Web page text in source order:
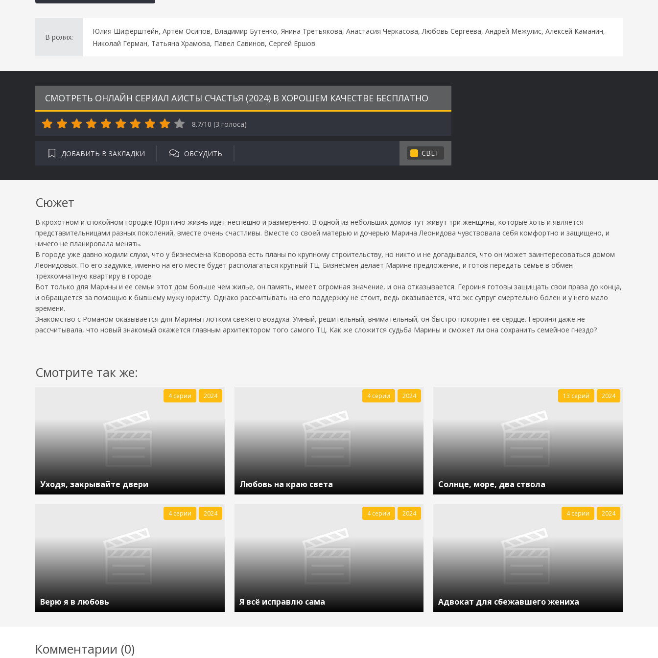
В ролях:
Юлия Шиферштейн, Артём Осипов, Владимир Бутенко, Янина Третьякова, Анастасия Черкасова, Любовь Сергеева, Андрей Межулис, Алексей Каманин,
Николай Герман, Татьяна Храмова, Павел Савинов, Сергей Ершов
СМОТРЕТЬ ОНЛАЙН СЕРИАЛ АИСТЫ СЧАСТЬЯ (2024) В ХОРОШЕМ КАЧЕСТВЕ БЕСПЛАТНО
8.7/10 (3 голоса)
ДОБАВИТЬ В ЗАКЛАДКИ ОБСУДИТЬ СВЕТ
Сюжет
В крохотном и спокойном городке Юрятино жизнь идет неспешно и размеренно. В одной из небольших домов тут живут три женщины, которые хоть и является
представительницами разных поколений, вместе очень счастливы. Вместе со своей матерью и дочерью Марина Леонидова чувствовала себя комфортно и защищено, и
ничего не планировала менять.
В городе уже давно ходили слухи, что у бизнесмена Коворова есть планы по крупному строительству, но никто и не догадывался, что он может заинтересоваться домом
Леонидовых. По его задумке, именно на его месте будет располагаться крупный ТЦ. Бизнесмен делает Марине предложение, и готов передать семье в обмен
трёхкомнатную квартиру в городе.
Вот только для Марины и ее семьи этот дом больше чем жилье, он память, имеет огромная значение, и она отказывается. Героиня готовы защищать свои права до конца,
и обращается за помощью к бывшему мужу юристу. Однако рассчитывать на его поддержку не стоит, ведь оказывается, что экс супруг смертельно болен и у него мало
времени.
Знакомство с Романом оказывается для Марины глотком свежего воздуха. Умный, решительный, внимательный, он быстро покоряет ее сердце. Героиня даже не
рассчитывала, что новый знакомый окажется главным архитектором того самого ТЦ. Как же сложится судьба Марины и сможет ли она сохранить семейное гнездо?
Смотрите так же:
Уходя, закрывайте двери
4 серии 2024
Любовь на краю света
4 серии 2024
Солнце, море, два ствола
13 серий 2024
Верю я в любовь
4 серии 2024
Я всё исправлю сама
4 серии 2024
Адвокат для сбежавшего жениха
4 серии 2024
Комментарии (0)